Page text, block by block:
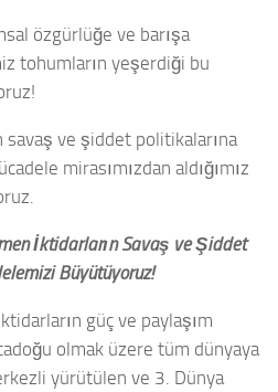
özgürlüğe ve barışa
tohumların yeşerdiği bu
savaş ve şiddet politikalarına
mirasımızdan aldığımız
İktidarların Savaş ve Şiddet
Büyütüyoruz!
güç ve paylaşım
olmak üzere tüm dünyaya
yürütülen ve 3. Dünya